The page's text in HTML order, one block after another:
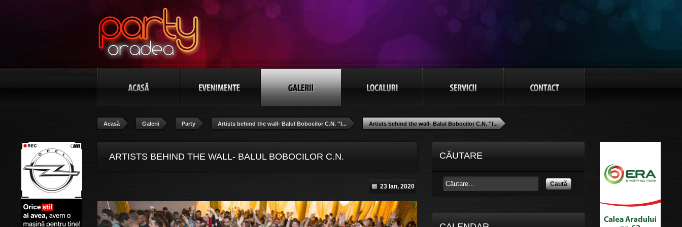
Acasă Galerii Party Artists behind the wall- Balul Bobocilor C.N. ''I... Artists behind the wall- Balul Bobocilor C.N. ''I...
ARTISTS BEHIND THE WALL- BALUL BOBOCILOR C.N.
23 Ian, 2020
CĂUTARE
Caută